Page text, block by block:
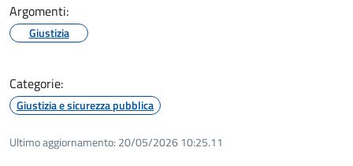
Argomenti:
Giustizia
Categorie:
Giustizia e sicurezza pubblica
Ultimo aggiornamento: 20/05/2026 10:25.11